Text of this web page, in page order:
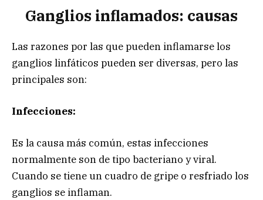
Ganglios inflamados: causas
Las razones por las que pueden inflamarse los
ganglios linfáticos pueden ser diversas, pero las
principales son:
Infecciones:
Es la causa más común, estas infecciones
normalmente son de tipo bacteriano y viral.
Cuando se tiene un cuadro de gripe o resfriado los
ganglios se inflaman.